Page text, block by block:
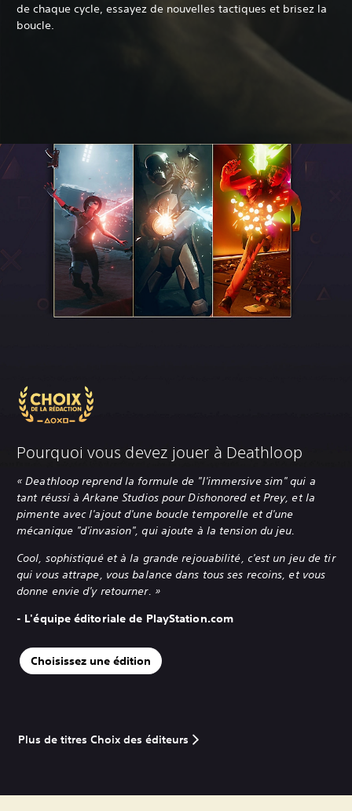
de chaque cycle, essayez de nouvelles tactiques et brisez la
boucle.
Pourquoi vous devez jouer à Deathloop
« Deathloop reprend la formule de "l'immersive sim" qui a
tant réussi à Arkane Studios pour Dishonored et Prey, et la
pimente avec l'ajout d'une boucle temporelle et d'une
mécanique "d'invasion", qui ajoute à la tension du jeu.
Cool, sophistiqué et à la grande rejouabilité, c'est un jeu de tir
qui vous attrape, vous balance dans tous ses recoins, et vous
donne envie d'y retourner. »
- L'équipe éditoriale de PlayStation.com
Choisissez une édition
Plus de titres Choix des éditeurs